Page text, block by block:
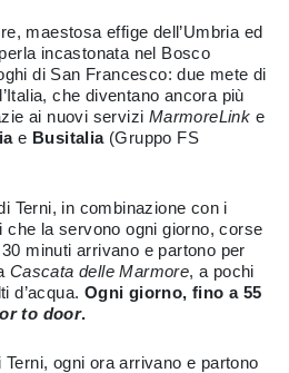
maestosa effige dell’Umbria ed
incastonata nel Bosco
di San Francesco: due mete di
che diventano ancora più
ai nuovi servizi MarmoreLink e
e Busitalia(Gruppo FS
Terni, in combinazione con i
la servono ogni giorno, corse
minuti arrivano e partono per
Cascata delle Marmore, a pochi
d’acqua. Ogni giorno, fino a 55
to door.
ogni ora arrivano e partono